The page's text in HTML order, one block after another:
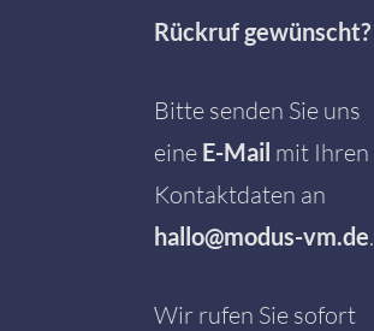
Rückruf gewünscht?
Bitte senden Sie uns
eine E-Mail mit Ihren
Kontaktdaten an
hallo@modus-vm.de.
Wir rufen Sie sofort